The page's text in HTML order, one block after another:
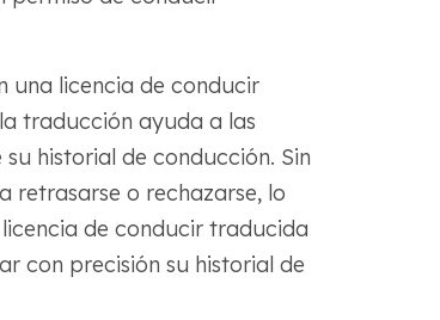
una licencia de conducir
traducción ayuda a las
historial de conducción. Sin
retrasarse o rechazarse, lo
de conducir traducida
con precisión su historial de